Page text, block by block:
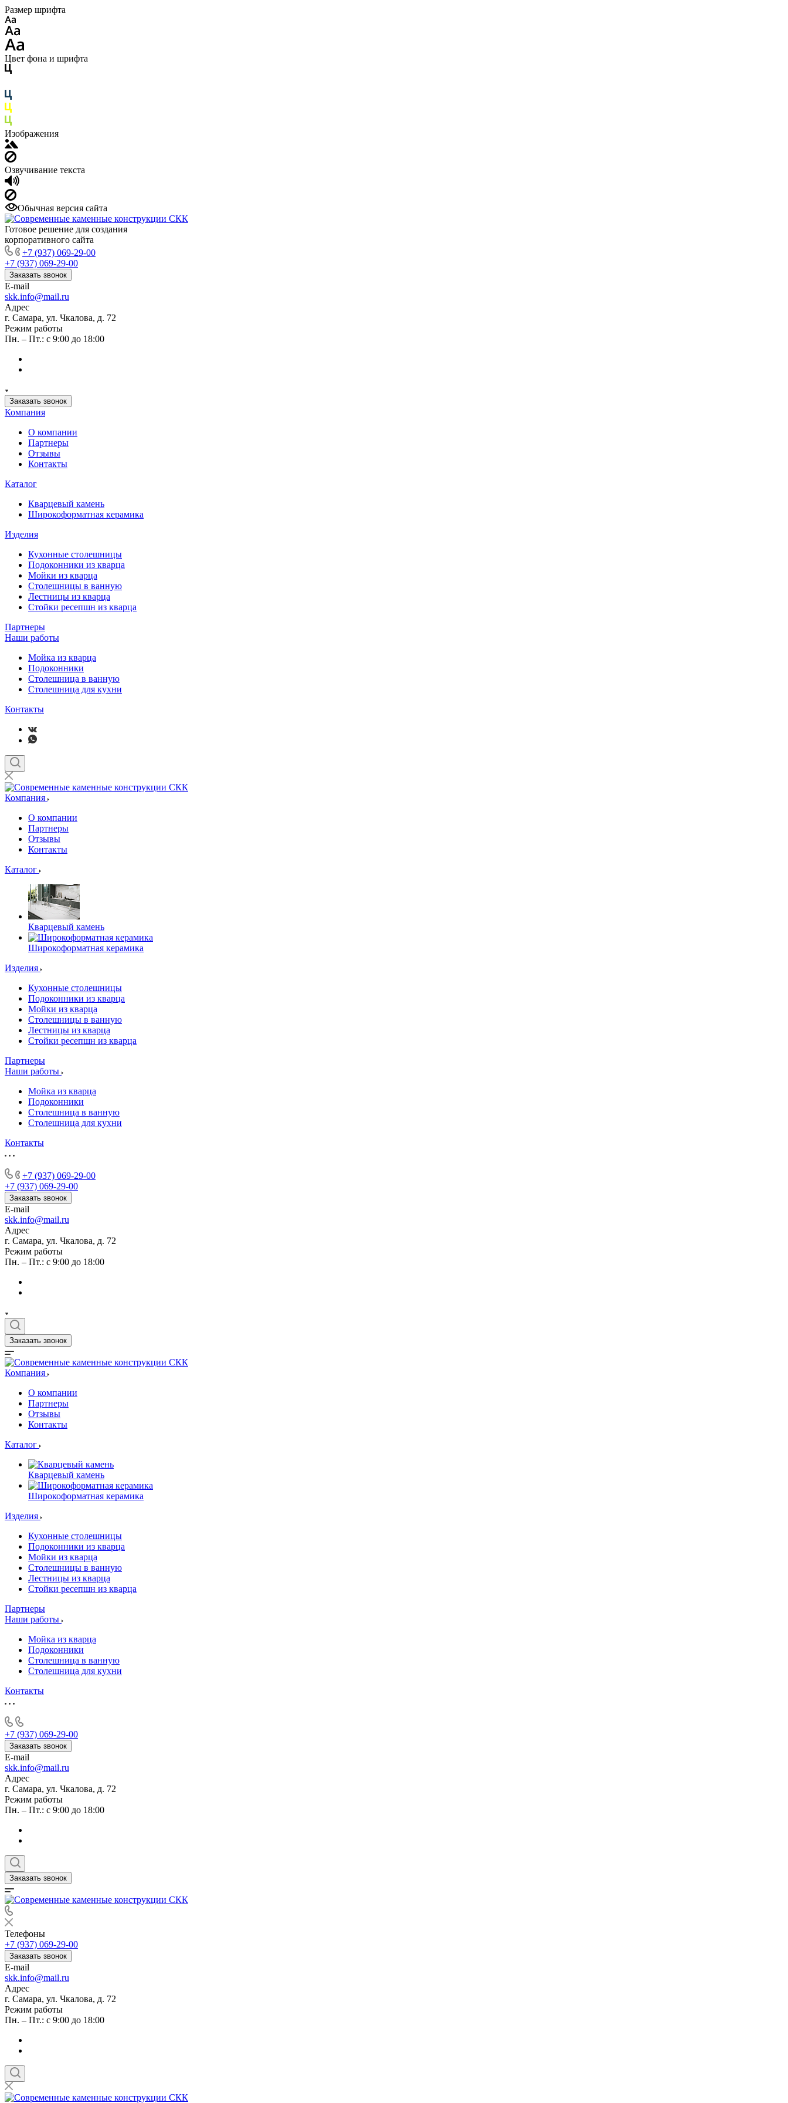
Размер шрифта
Цвет фона и шрифта
Изображения
Озвучивание текста
Обычная версия сайта
Готовое решение для создания
корпоративного сайта
+7 (937) 069-29-00
+7 (937) 069-29-00
Заказать звонок
E-mail
skk.info@mail.ru
Адрес
г. Самара, ул. Чкалова, д. 72
Режим работы
Пн. – Пт.: с 9:00 до 18:00
Заказать звонок
Компания
О компании
Партнеры
Отзывы
Контакты
Каталог
Кварцевый камень
Широкоформатная керамика
Изделия
Кухонные столешницы
Подоконники из кварца
Мойки из кварца
Столешницы в ванную
Лестницы из кварца
Стойки ресепшн из кварца
Партнеры
Наши работы
Мойка из кварца
Подоконники
Столешница в ванную
Столешница для кухни
Контакты
Компания
О компании
Партнеры
Отзывы
Контакты
Каталог
Кварцевый камень
Широкоформатная керамика
Изделия
Кухонные столешницы
Подоконники из кварца
Мойки из кварца
Столешницы в ванную
Лестницы из кварца
Стойки ресепшн из кварца
Партнеры
Наши работы
Мойка из кварца
Подоконники
Столешница в ванную
Столешница для кухни
Контакты
+7 (937) 069-29-00
+7 (937) 069-29-00
Заказать звонок
E-mail
skk.info@mail.ru
Адрес
г. Самара, ул. Чкалова, д. 72
Режим работы
Пн. – Пт.: с 9:00 до 18:00
Заказать звонок
Компания
О компании
Партнеры
Отзывы
Контакты
Каталог
Кварцевый камень
Широкоформатная керамика
Изделия
Кухонные столешницы
Подоконники из кварца
Мойки из кварца
Столешницы в ванную
Лестницы из кварца
Стойки ресепшн из кварца
Партнеры
Наши работы
Мойка из кварца
Подоконники
Столешница в ванную
Столешница для кухни
Контакты
+7 (937) 069-29-00
Заказать звонок
E-mail
skk.info@mail.ru
Адрес
г. Самара, ул. Чкалова, д. 72
Режим работы
Пн. – Пт.: с 9:00 до 18:00
Заказать звонок
Телефоны
+7 (937) 069-29-00
Заказать звонок
E-mail
skk.info@mail.ru
Адрес
г. Самара, ул. Чкалова, д. 72
Режим работы
Пн. – Пт.: с 9:00 до 18:00